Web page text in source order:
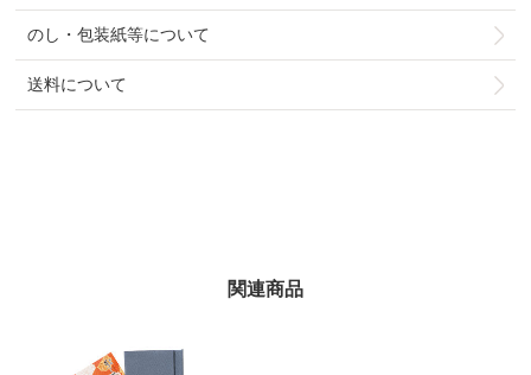
のし・包装紙等について
送料について
関連商品